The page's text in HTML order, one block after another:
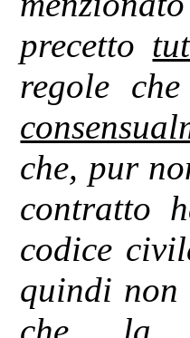
precetto
regole
che, pur
contratto
codice
quindi non
che la